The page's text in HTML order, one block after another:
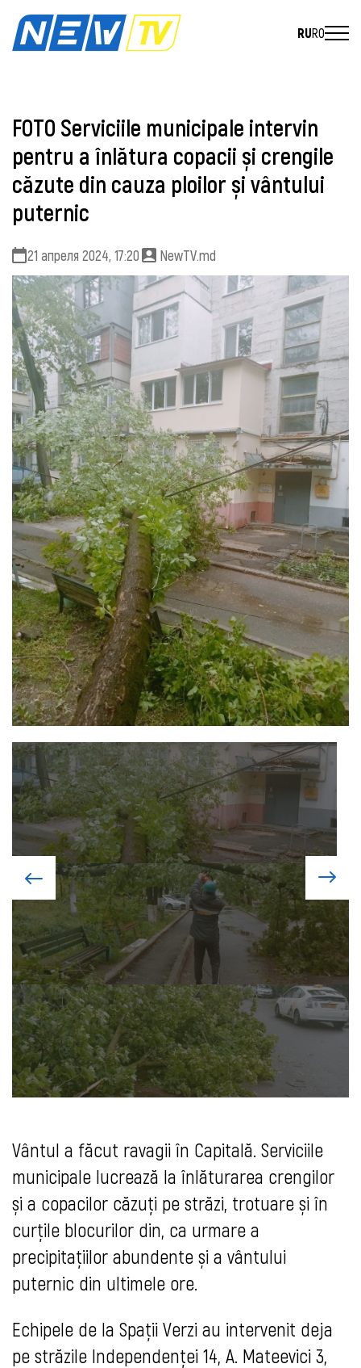
RURO
FOTO Serviciile municipale intervin
pentru a înlătura copacii și crengile
căzute din cauza ploilor și vântului
puternic
21 апреля 2024, 17:20 NewTV.md
Vântul a făcut ravagii în Capitală. Serviciile
municipale lucrează la înlăturarea crengilor
și a copacilor căzuți pe străzi, trotuare și în
curțile blocurilor din, ca urmare a
precipitațiilor abundente și a vântului
puternic din ultimele ore.
Echipele de la Spații Verzi au intervenit deja
pe străzile Independenței 14, A. Mateevici 3,